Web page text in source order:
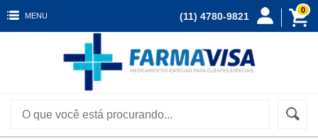
MENU
0
(11) 4780-9821